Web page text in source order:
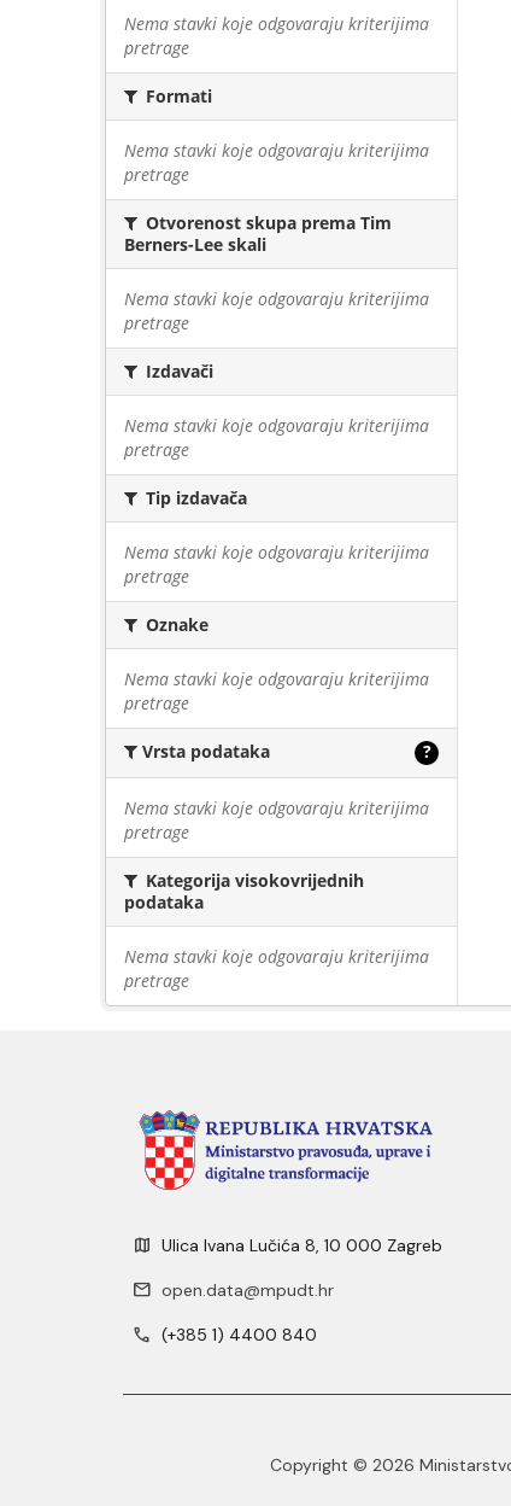
Nema stavki koje odgovaraju kriterijima
pretrage
Formati
Nema stavki koje odgovaraju kriterijima
pretrage
Otvorenost skupa prema Tim
Berners-Lee skali
Nema stavki koje odgovaraju kriterijima
pretrage
Izdavači
Nema stavki koje odgovaraju kriterijima
pretrage
Tip izdavača
Nema stavki koje odgovaraju kriterijima
pretrage
Oznake
Nema stavki koje odgovaraju kriterijima
pretrage
Vrsta podataka ?
Nema stavki koje odgovaraju kriterijima
pretrage
Kategorija visokovrijednih
podataka
Nema stavki koje odgovaraju kriterijima
pretrage